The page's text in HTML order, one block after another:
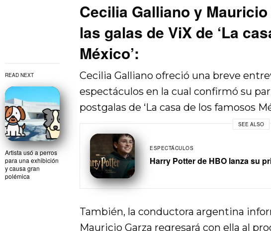
READ NEXT
Artista usó a perros
para una exhibición
y causa gran
polémica
Cecilia Galliano y
las galas de ViX de ‘La
México’:
Cecilia Galliano ofreció una breve
espectáculos en la cual confirmó su
postgalas de ‘La casa de los famosos
SEE ALSO
ESPECTÁCULOS
Harry Potter de HBO lanza su
También, la conductora argentina
Mauricio Garza regresará con ella al